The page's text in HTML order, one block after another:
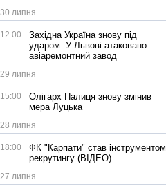
30 липня
12:00
Західна Україна знову під
ударом. У Львові атаковано
авіаремонтний завод
29 липня
15:00
Олігарх Палиця знову змінив
мера Луцька
28 липня
18:00
ФК "Карпати" став інструментом
рекрутингу (ВІДЕО)
27 липня